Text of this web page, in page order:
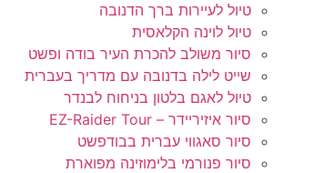
טיול לעיירות ברך הדנובה
טיול לוינה הקלאסית
סיור משולב להכרת העיר בודה ופשט
שייט לילה בדנובה עם מדריך בעברית
טיול לאגם בלטון בניחוח לבנדר
סיור איזיריידר – EZ-Raider Tour
סיור סאגווי עברית בבודפשט
סיור פנורמי בלימוזינה מפוארת